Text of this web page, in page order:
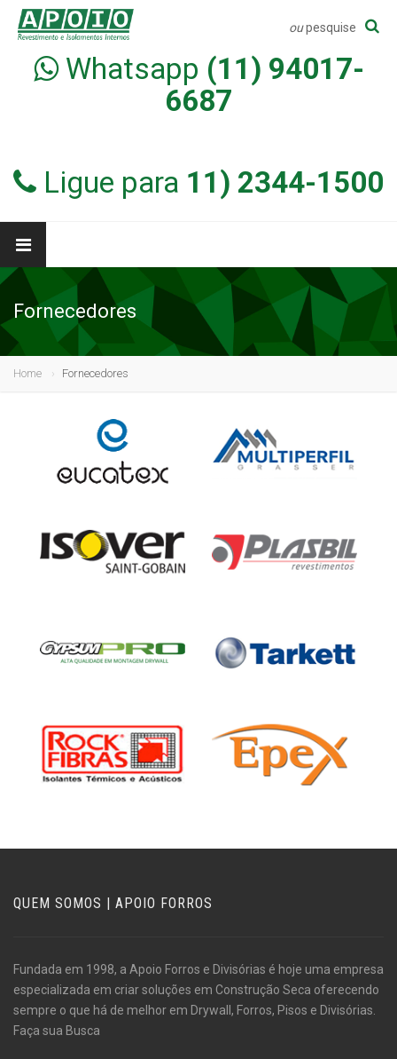
oupesquise
Whatsapp (11) 94017-
6687
Ligue para 11) 2344-1500
Fornecedores
Home Fornecedores
QUEM SOMOS | APOIO FORROS
Fundada em 1998, a Apoio Forros e Divisórias é hoje uma empresa
especializada em criar soluções em Construção Seca oferecendo
sempre o que há de melhor em Drywall, Forros, Pisos e Divisórias.
Faça sua Busca